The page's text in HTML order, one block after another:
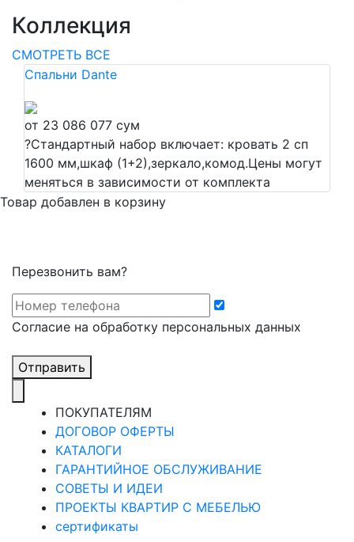
Коллекция
СМОТРЕТЬ ВСЕ
Спальни Dante
от 23 086 077 сум
?Стандартный набор включает: кровать 2 сп
1600 мм,шкаф (1+2),зеркало,комод.Цены могут
меняться в зависимости от комплекта
Товар добавлен в корзину
Перезвонить вам?
Cогласие на обработку персональных данных
Отправить
ПОКУПАТЕЛЯМ
ДОГОВОР ОФЕРТЫ
КАТАЛОГИ
ГАРАНТИЙНОЕ ОБСЛУЖИВАНИЕ
СОВЕТЫ И ИДЕИ
ПРОЕКТЫ КВАРТИР С МЕБЕЛЬЮ
сертификаты